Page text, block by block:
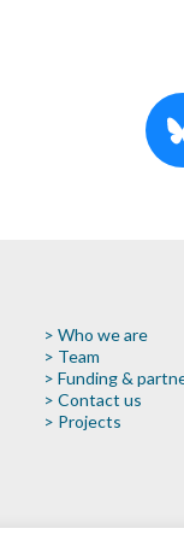
> Who we are
> Team
> Funding &
> Contact us
> Projects